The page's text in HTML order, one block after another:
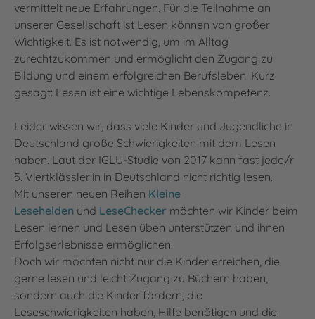
vermittelt neue Erfahrungen. Für die Teilnahme an
unserer Gesellschaft ist Lesen können von großer
Wichtigkeit. Es ist notwendig, um im Alltag
zurechtzukommen und ermöglicht den Zugang zu
Bildung und einem erfolgreichen Berufsleben. Kurz
gesagt: Lesen ist eine wichtige Lebenskompetenz.
Leider wissen wir, dass viele Kinder und Jugendliche in
Deutschland große Schwierigkeiten mit dem Lesen
haben. Laut der IGLU-Studie von 2017 kann fast jede/r
5. Viertklässler:in in Deutschland nicht richtig lesen.
Mit unseren neuen Reihen Kleine
Lesehelden und LeseChecker möchten wir Kinder beim
Lesen lernen und Lesen üben unterstützen und ihnen
Erfolgserlebnisse ermöglichen.
Doch wir möchten nicht nur die Kinder erreichen, die
gerne lesen und leicht Zugang zu Büchern haben,
sondern auch die Kinder fördern, die
Leseschwierigkeiten haben, Hilfe benötigen und die